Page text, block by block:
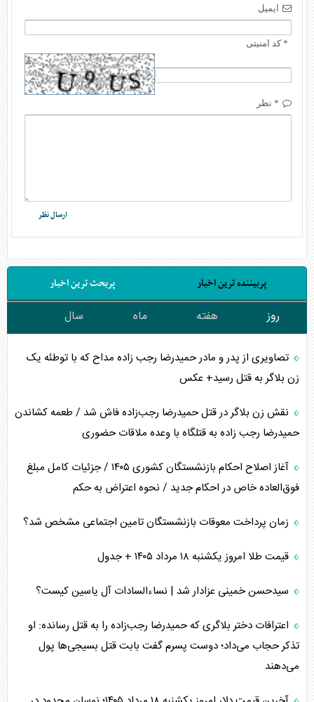
ایمیل
* کد امنیتی
* نظر
پربیننده ترین اخبار پربحث ترین اخبار
روز هفته ماه سال
تصاویری از پدر و مادر حمیدرضا رجب زاده مداح که با توطئه یک
زن بلاگر به قتل رسید+ عکس
نقش زن بلاگر در قتل حمیدرضا رجب‌زاده فاش شد / طعمه کشاندن
حمیدرضا رجب زاده به قتلگاه با وعده ملاقات حضوری
آغاز اصلاح احکام بازنشستگان کشوری ۱۴۰۵ / جزئیات کامل مبلغ
فوق‌العاده خاص در احکام جدید / نحوه اعتراض به حکم
زمان پرداخت معوقات بازنشستگان تامین اجتماعی مشخص شد؟
قیمت طلا امروز یکشنبه ۱۸ مرداد ۱۴۰۵ + جدول
سیدحسن خمینی عزادار شد | نساءالسادات آل یاسین کیست؟
اعترافات دختر بلاگری که حمیدرضا رجب‌زاده را به قتل رسانده: او
تذکر حجاب می‌داد؛ دوست پسرم گفت بابت قتل بسیجی‌ها پول
می‌دهند